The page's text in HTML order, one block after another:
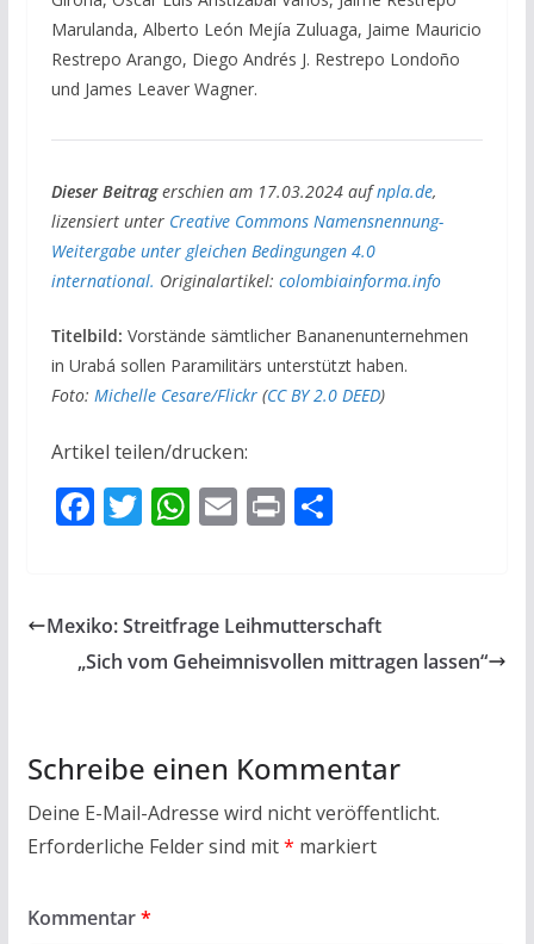
Marulanda, Alberto León Mejía Zuluaga, Jaime Mauricio
Restrepo Arango, Diego Andrés J. Restrepo Londoño
und James Leaver Wagner.
Dieser Beitragerschien am 17.03.2024 aufnpla.de,
lizensiert unter Creative Commons Namensnennung-
Weitergabe unter gleichen Bedingungen 4.0
international. Originalartikel: colombiainforma.info
Titelbild: Vorstände sämtlicher Bananenunternehmen
in Urabá sollen Paramilitärs unterstützt haben.
Foto: Michelle Cesare/Flickr(CC BY 2.0 DEED)
Artikel teilen/drucken:
F
b
o
T
er
W
s
A
E
l
PrT
n
Mexiko: Streitfrage Leihmutterschaft
„Sich vom Geheimnisvollen mittragen lassen“
Schreibe einen Kommentar
Deine E-Mail-Adresse wird nicht veröffentlicht.
Erforderliche Felder sind mit* markiert
Kommentar*